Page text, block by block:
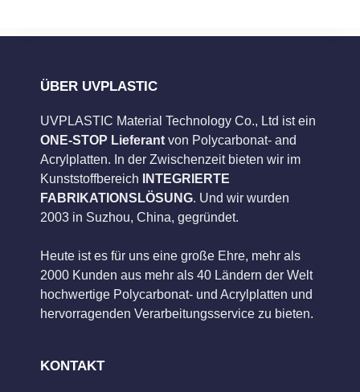
ÜBER UVPLASTIC
UVPLASTIC Material Technology Co., Ltd ist ein
ONE-STOP Lieferant von Polycarbonat- and
Acrylplatten. In der Zwischenzeit bieten wir im
Kunststoffbereich
INTEGRIERTE
FABRIKATIONSLÖSUNG. Und wir wurden
2003 in Suzhou, China, gegründet.
Heute ist es für uns eine große Ehre, mehr als
2000 Kunden aus mehr als 40 Ländern der Welt
hochwertige Polycarbonat- und Acrylplatten und
hervorragenden Verarbeitungsservice zu bieten.
KONTAKT